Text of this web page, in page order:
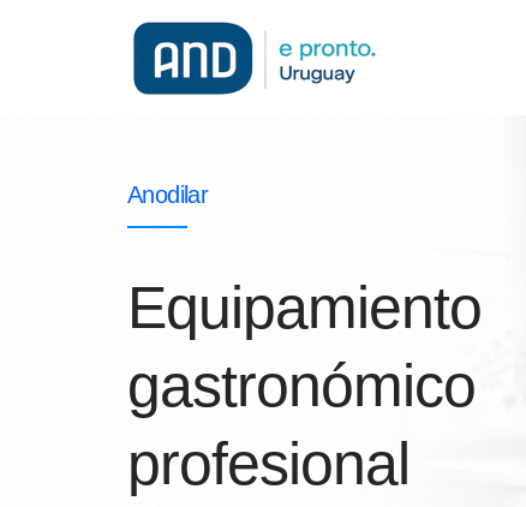
Anodilar
Equipamiento
gastronómico
profesional